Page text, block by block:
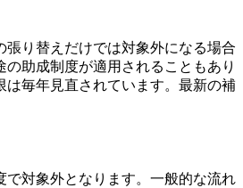
り替えだけでは対象外になる場合
助成制度が適用されることもあり
毎年見直されています。最新の補
対象外となります。一般的な流れ